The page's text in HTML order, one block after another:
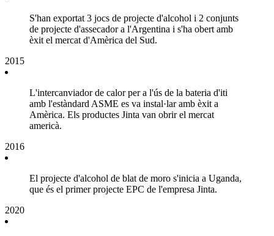
S'han exportat 3 jocs de projecte d'alcohol i 2 conjunts
de projecte d'assecador a l'Argentina i s'ha obert amb
èxit el mercat d'Amèrica del Sud.
2015
L'intercanviador de calor per a l'ús de la bateria d'iti
amb l'estàndard ASME es va instal·lar amb èxit a
Amèrica. Els productes Jinta van obrir el mercat
americà.
2016
El projecte d'alcohol de blat de moro s'inicia a Uganda,
que és el primer projecte EPC de l'empresa Jinta.
2020